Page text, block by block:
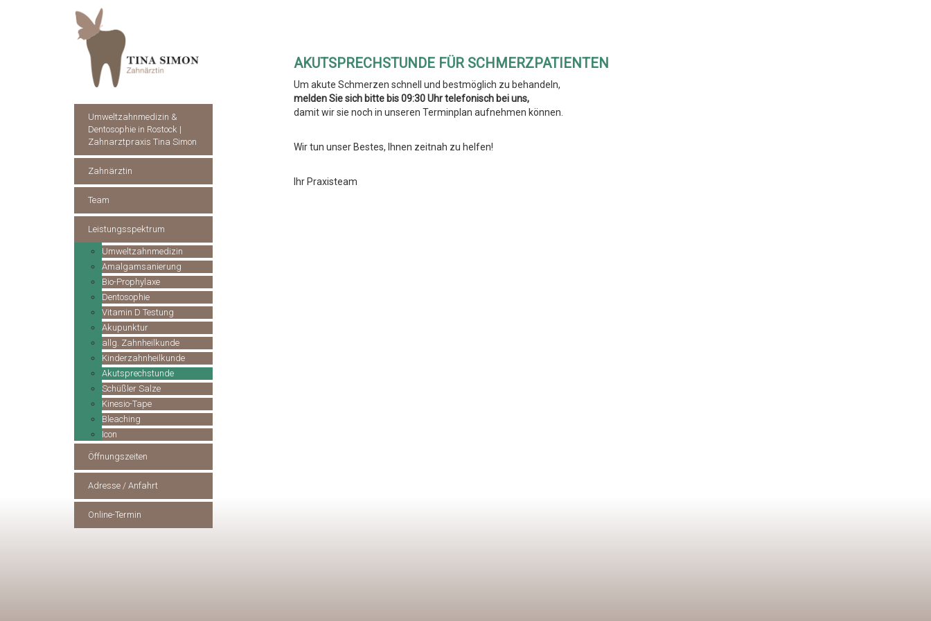
Umweltzahnmedizin &
Dentosophie in Rostock |
Zahnarztpraxis Tina Simon
Zahnärztin
Team
Leistungsspektrum
Umweltzahnmedizin
Amalgamsanierung
Bio-Prophylaxe
Dentosophie
Vitamin D Testung
Akupunktur
allg. Zahnheilkunde
Kinderzahnheilkunde
Akutsprechstunde
Schüßler Salze
Kinesio-Tape
Bleaching
Icon
Öffnungszeiten
Adresse / Anfahrt
Online-Termin
AKUTSPRECHSTUNDE FÜR SCHMERZPATIENTEN
Um akute Schmerzen schnell und bestmöglich zu behandeln,
melden Sie sich bitte bis 09:30 Uhr telefonisch bei uns,
damit wir sie noch in unseren Terminplan aufnehmen können.
Wir tun unser Bestes, Ihnen zeitnah zu helfen!
Ihr Praxisteam